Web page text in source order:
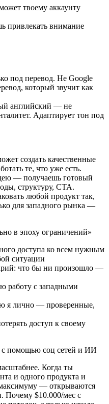
твоему аккаунту
привлекать внимание
под перевод. Не Google
который звучит как
английский — не
Адаптирует тон под
создать качественные
те, что уже есть.
— получаешь готовый
структуру, CTA.
любой продукт так,
для западного рынка —
в эпоху ограничений»
доступа ко всем нужным
ситуации
что бы ни произошло —
работу с западными
я лично — проверенные,
доступ к своему
помощью соц сетей и ИИ
Когда ты
и одного продукта и
— открываются
Почему $10.000/мес с